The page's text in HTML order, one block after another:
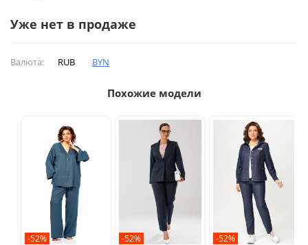
Уже нет в продаже
Валюта: RUB BYN
Похожие модели
-52% -52% -52%